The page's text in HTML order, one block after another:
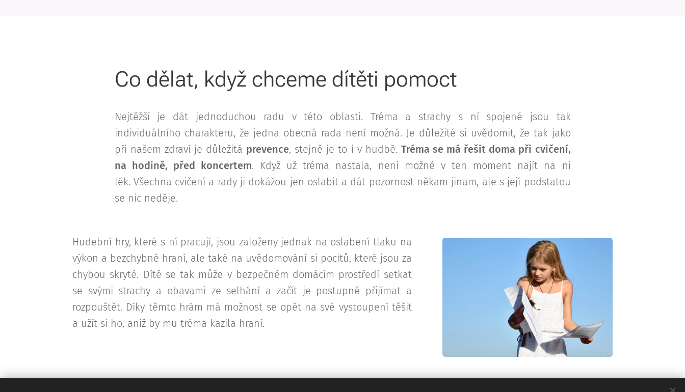
Co dělat, když chceme dítěti pomoct
Nejtěžší je dát jednoduchou radu v této oblasti. Tréma a strachy s ní spojené jsou tak
individuálního charakteru, že jedna obecná rada není možná. Je důležité si uvědomit, že tak jako
při našem zdraví je důležitá prevence, stejně je to i v hudbě. Tréma se má řešit doma při cvičení,
na hodině, před koncertem. Když už tréma nastala, není možné v ten moment najít na ni
lék. Všechna cvičení a rady ji dokážou jen oslabit a dát pozornost někam jinam, ale s její podstatou
se nic neděje.
Hudební hry, které s ní pracují, jsou založeny jednak na oslabení tlaku na
výkon a bezchybné hraní, ale také na uvědomování si pocitů, které jsou za
chybou skryté. Dítě se tak může v bezpečném domácím prostředí setkat
se svými strachy a obavami ze selhání a začít je postupně přijímat a
rozpouštět. Díky těmto hrám má možnost se opět na své vystoupení těšit
a užít si ho, aniž by mu tréma kazila hraní.